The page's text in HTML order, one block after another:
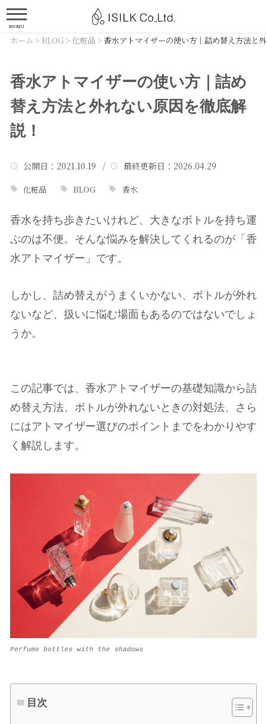
MENU
ホーム > BLOG> 化粧品 > 香水アトマイザーの使い方｜詰め替え方法と
香水アトマイザーの使い方｜詰め
替え方法と外れない原因を徹底解
説！
公開日 ：2021.10.19 / 最終更新日 ：2026.04.29
化粧品 BLOG 香水
香水を持ち歩きたいけれど、大きなボトルを持ち運
ぶのは不便。そんな悩みを解決してくれるのが「香
水アトマイザー」です。
しかし、詰め替えがうまくいかない、ボトルが外れ
ないなど、扱いに悩む場面もあるのではないでしょ
うか。
この記事では、香水アトマイザーの基礎知識から詰
め替え方法、ボトルが外れないときの対処法、さら
にはアトマイザー選びのポイントまでをわかりやす
く解説します。
Perfume bottles with the shadows
目次